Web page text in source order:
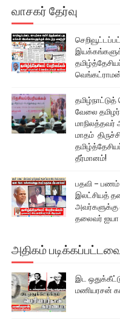
வாசகர் தேர்வு
வேலை
மாநிலத்தவர்
மாதம்
தீர்மானம்!
பதவி –
இலட்சியத்
தலைவர்
அதிகம்
இட
மணியரசன்